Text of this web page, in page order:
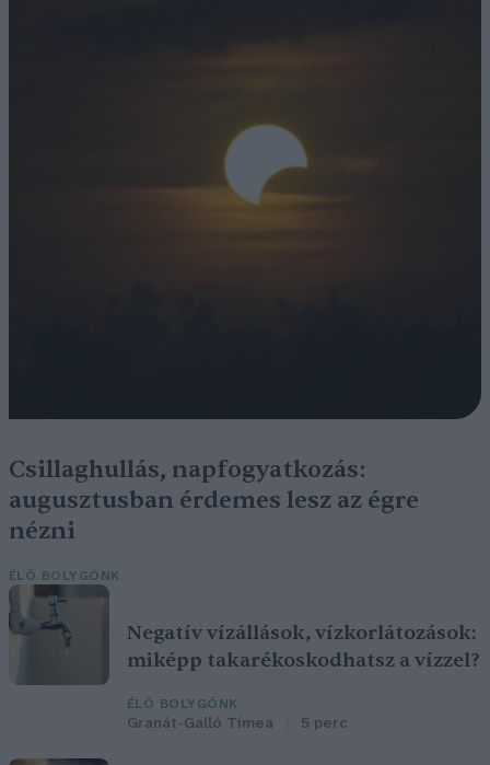
Csillaghullás, napfogyatkozás:
augusztusban érdemes lesz az égre
nézni
ÉLŐ BOLYGÓNK
Negatív vízállások, vízkorlátozások:
miképp takarékoskodhatsz a vízzel?
ÉLŐ BOLYGÓNK
Granát-Galló Tímea 5 perc